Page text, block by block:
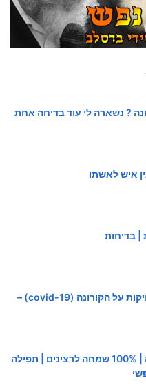
? נשארה לי עוד בדיחה אחת
איש לאשתו
| בדיחות
בדיחות לא מצחיקות על הקורונה (covid-19) –
המדריך לשמחה | 100% שמחה לרצינים | תפילה